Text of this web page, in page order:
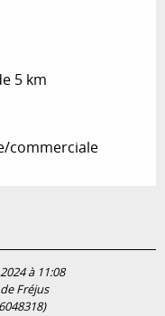
5 km
commerciale
à 11:08
Fréjus
6048318)